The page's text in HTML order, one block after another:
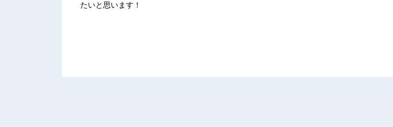
たいと思います！